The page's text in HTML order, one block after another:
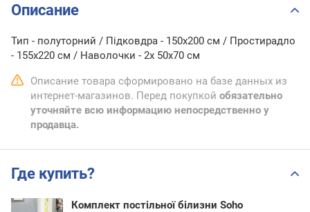
Описание
Тип - полуторний / Підковдра - 150х200 см / Простирадло
- 155х220 см / Наволочки - 2х 50х70 см
Описание товара сформировано на базе данных из
интернет-магазинов. Перед покупкой обязательно
уточняйте всю информацию непосредственно у
продавца.
Где купить?
Комплект постільної білизни Soho